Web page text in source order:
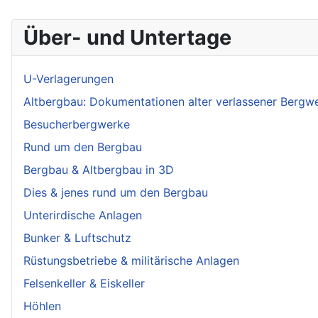
Über- und Untertage
U-Verlagerungen
Altbergbau: Dokumentationen alter verlassener
Besucherbergwerke
Rund um den Bergbau
Bergbau & Altbergbau in 3D
Dies & jenes rund um den Bergbau
Unterirdische Anlagen
Bunker & Luftschutz
Rüstungsbetriebe & militärische Anlagen
Felsenkeller & Eiskeller
Höhlen